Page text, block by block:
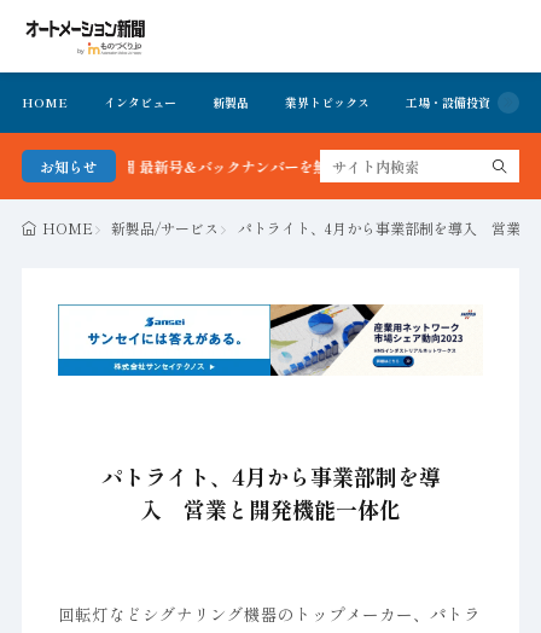
HOME インタビュー 新製品 業界トピックス 工場・設備投資
お知らせ
ョン新聞 最新号＆バックナンバーを無料で公開中 詳細はこちら
HOME 新製品/サービス パトライト、4月から事業部制を導入 営業と
パトライト、4月から事業部制を導
入 営業と開発機能一体化
回転灯などシグナリング機器のトップメーカー、パトラ